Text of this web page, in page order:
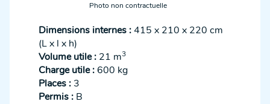
Photo non contractuelle
Dimensions internes :415 x 210 x 220 cm
(L x l x h)
Volume utile : 21 m3
Charge utile :600 kg
Places : 3
Permis : B